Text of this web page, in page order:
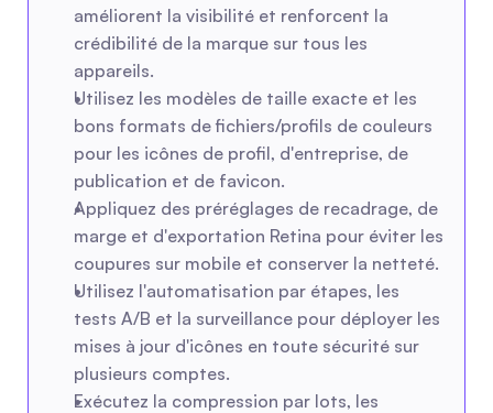
améliorent la visibilité et renforcent la
crédibilité de la marque sur tous les
appareils.
Utilisez les modèles de taille exacte et les
bons formats de fichiers/profils de couleurs
pour les icônes de profil, d'entreprise, de
publication et de favicon.
Appliquez des préréglages de recadrage, de
marge et d'exportation Retina pour éviter les
coupures sur mobile et conserver la netteté.
Utilisez l'automatisation par étapes, les
tests A/B et la surveillance pour déployer les
mises à jour d'icônes en toute sécurité sur
plusieurs comptes.
Exécutez la compression par lots, les